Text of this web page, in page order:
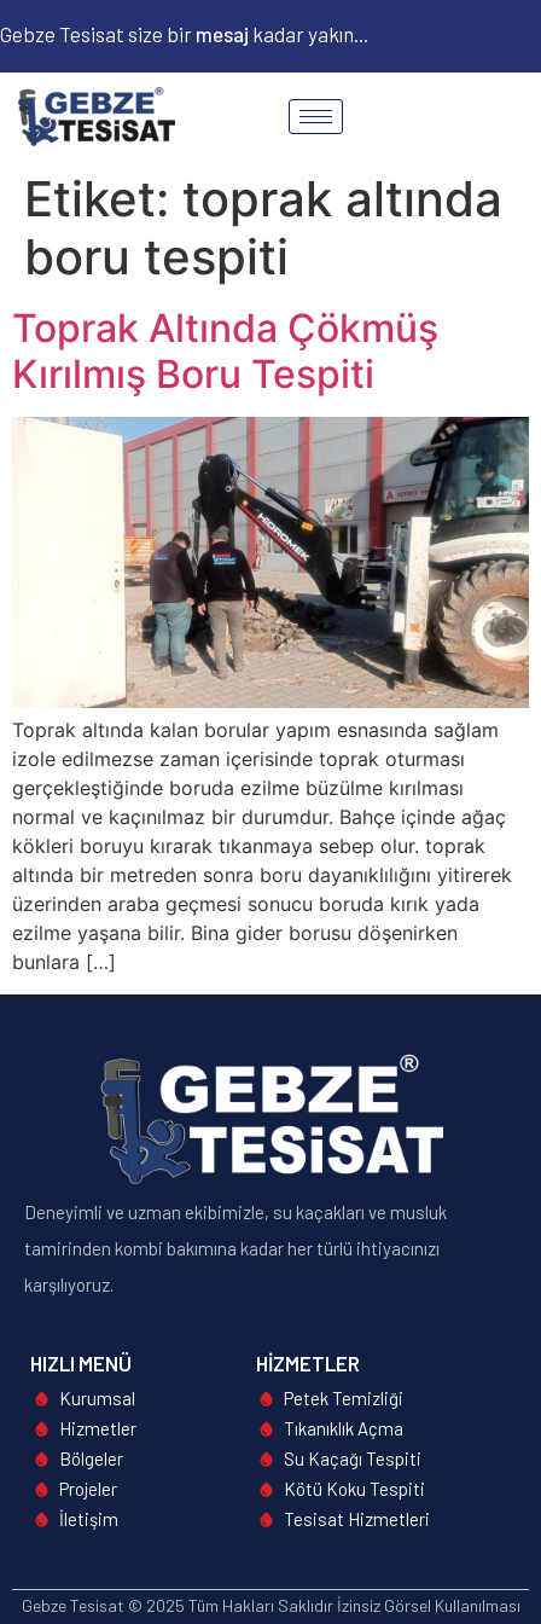
Gebze Tesisat size bir mesaj kadar yakın...
Etiket: toprak altında
boru tespiti
Toprak Altında Çökmüş
Kırılmış Boru Tespiti
Toprak altında kalan borular yapım esnasında sağlam
izole edilmezse zaman içerisinde toprak oturması
gerçekleştiğinde boruda ezilme büzülme kırılması
normal ve kaçınılmaz bir durumdur. Bahçe içinde ağaç
kökleri boruyu kırarak tıkanmaya sebep olur. toprak
altında bir metreden sonra boru dayanıklılığını yitirerek
üzerinden araba geçmesi sonucu boruda kırık yada
ezilme yaşana bilir. Bina gider borusu döşenirken
bunlara […]
Deneyimli ve uzman ekibimizle, su kaçakları ve musluk
tamirinden kombi bakımına kadar her türlü ihtiyacınızı
karşılıyoruz.
HIZLI MENÜ
Kurumsal
Hizmetler
Bölgeler
Projeler
İletişim
HIZMETLER
Petek Temizliği
Tıkanıklık Açma
Su Kaçağı Tespiti
Kötü Koku Tespiti
Tesisat Hizmetleri
Gebze Tesisat © 2025 Tüm Hakları Saklıdır İzinsiz Görsel Kullanılması